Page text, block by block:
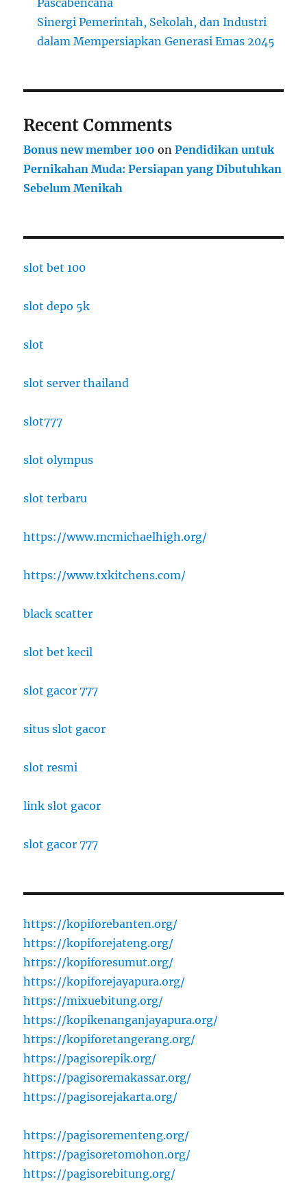
Pascabencana
Sinergi Pemerintah, Sekolah, dan Industri
dalam Mempersiapkan Generasi Emas 2045
Recent Comments
Bonus new member 100 onPendidikan untuk
Pernikahan Muda: Persiapan yang Dibutuhkan
Sebelum Menikah
slot bet 100
slot depo 5k
slot
slot server thailand
slot777
slot olympus
slot terbaru
https://www.mcmichaelhigh.org/
https://www.txkitchens.com/
black scatter
slot bet kecil
slot gacor 777
situs slot gacor
slot resmi
link slot gacor
slot gacor 777
https://kopiforebanten.org/
https://kopiforejateng.org/
https://kopiforesumut.org/
https://kopiforejayapura.org/
https://mixuebitung.org/
https://kopikenanganjayapura.org/
https://kopiforetangerang.org/
https://pagisorepik.org/
https://pagisoremakassar.org/
https://pagisorejakarta.org/
https://pagisorementeng.org/
https://pagisoretomohon.org/
https://pagisorebitung.org/